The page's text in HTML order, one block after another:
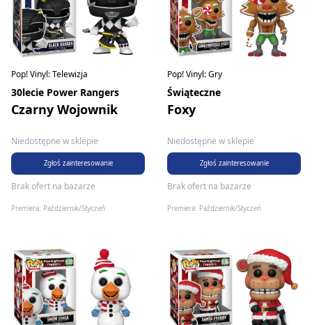
Pop! Vinyl: Telewizja
30lecie Power Rangers
Czarny Wojownik
Niedostępne w sklepie
Zgłoś zainteresowanie
Brak ofert na bazarze
Premiera: Październik/Styczeń
Pop! Vinyl: Gry
Świąteczne
Foxy
Niedostępne w sklepie
Zgłoś zainteresowanie
Brak ofert na bazarze
Premiera: Październik/Styczeń